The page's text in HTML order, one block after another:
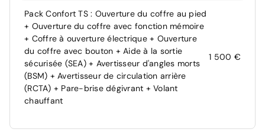
Pack Confort TS : Ouverture du coffre au pied
+ Ouverture du coffre avec fonction mémoire
+ Coffre à ouverture électrique + Ouverture
du coffre avec bouton + Aide à la sortie
sécurisée (SEA) + Avertisseur d'angles morts
(BSM) + Avertisseur de circulation arrière
(RCTA) + Pare-brise dégivrant + Volant
chauffant
1 500 €